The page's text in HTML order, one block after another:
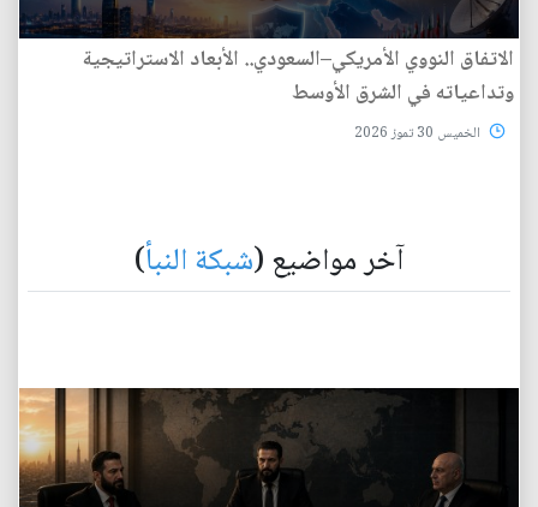
الاتفاق النووي الأمريكي–السعودي.. الأبعاد الاستراتيجية
وتداعياته في الشرق الأوسط
الخميس 30 تموز 2026
آخر مواضيع (شبكة النبأ)